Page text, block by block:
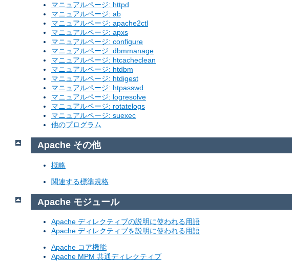
マニュアルページ: httpd
マニュアルページ: ab
マニュアルページ: apache2ctl
マニュアルページ: apxs
マニュアルページ: configure
マニュアルページ: dbmmanage
マニュアルページ: htcacheclean
マニュアルページ: htdbm
マニュアルページ: htdigest
マニュアルページ: htpasswd
マニュアルページ: logresolve
マニュアルページ: rotatelogs
マニュアルページ: suexec
他のプログラム
Apache その他
概略
関連する標準規格
Apache モジュール
Apache ディレクティブの説明に使われる用語
Apache ディレクティブを説明に使われる用語
Apache コア機能
Apache MPM 共通ディレクティブ